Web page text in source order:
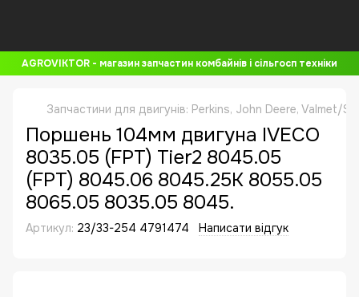
AGROVIKTOR - магазин запчастин комбайнів і сільгосп техніки
Запчастини для двигунів: Perkins, John Deere, Valmet/
Поршень 104мм двигуна IVECO
8035.05 (FPT) Tier2 8045.05
(FPT) 8045.06 8045.25K 8055.05
8065.05 8035.05 8045.
Артикул: 23/33-254 4791474 Написати відгук